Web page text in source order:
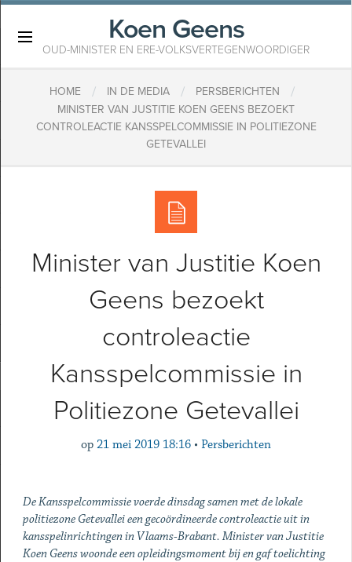
Koen Geens
OUD-MINISTER EN ERE-VOLKSVERTEGENWOORDIGER
HOME / IN DE MEDIA / PERSBERICHTEN /
MINISTER VAN JUSTITIE KOEN GEENS BEZOEKT
CONTROLEACTIE KANSSPELCOMMISSIE IN POLITIEZONE
GETEVALLEI
Minister van Justitie Koen
Geens bezoekt
controleactie
Kansspelcommissie in
Politiezone Getevallei
op 21 mei 2019 18:16 • Persberichten
De Kansspelcommissie voerde dinsdag samen met de lokale
politiezone Getevallei een gecoördineerde controleactie uit in
kansspelinrichtingen in Vlaams-Brabant. Minister van Justitie
Koen Geens woonde een opleidingsmoment bij en gaf toelichting